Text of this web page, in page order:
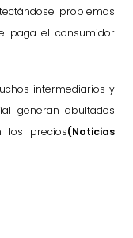
problemas
paga el consumidor
intermediarios y
generan abultados
los precios(Noticias